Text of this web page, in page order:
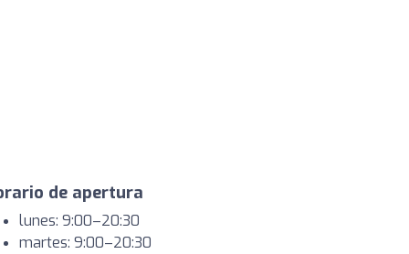
de apertura
lunes: 9:00–20:30
martes: 9:00–20:30